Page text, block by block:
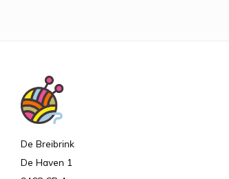
De Breibrink
De Haven 1